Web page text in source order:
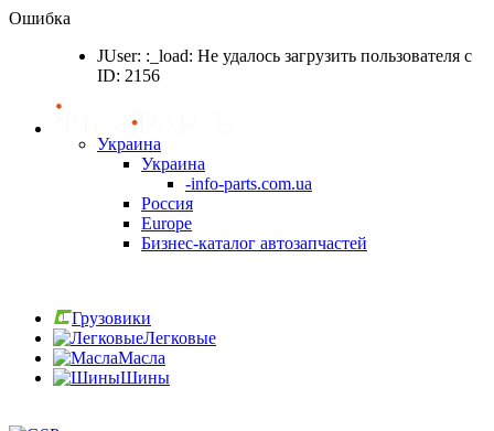
Ошибка
JUser: :_load: Не удалось загрузить пользователя с
ID: 2156
Украина
Украина
-info-parts.com.ua
Россия
Europe
Бизнес-каталог автозапчастей
Грузовики
Легковые
Масла
Шины